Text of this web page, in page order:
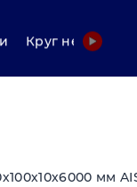
Круг
мм